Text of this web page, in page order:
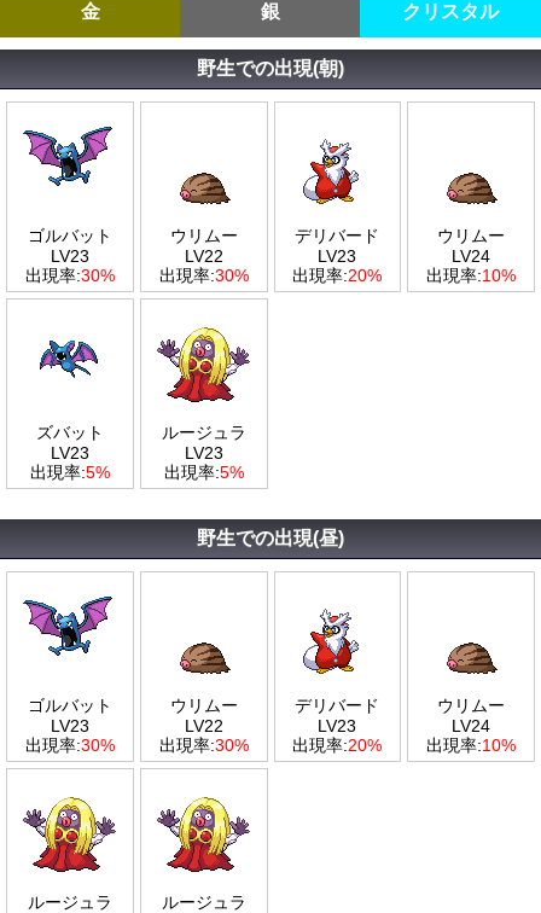
金 銀 クリスタル
野生での出現(朝)
ゴルバット
LV23
出現率:30%
ウリムー
LV22
出現率:30%
デリバード
LV23
出現率:20%
ウリムー
LV24
出現率:10%
ズバット
LV23
出現率:5%
ルージュラ
LV23
出現率:5%
野生での出現(昼)
ゴルバット
LV23
出現率:30%
ウリムー
LV22
出現率:30%
デリバード
LV23
出現率:20%
ウリムー
LV24
出現率:10%
ルージュラ
ルージュラ